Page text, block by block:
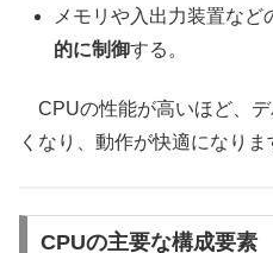
メモリや入出力装置な
的に制御する。
CPUの性能が高いほど、
くなり、動作が快適になりま
CPUの主要な構成要素